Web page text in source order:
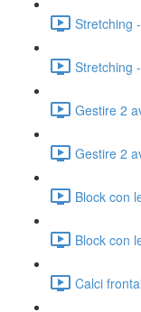
Stretching
Stretching
Gestire 2
Gestire 2
Block con
Block con
Calci